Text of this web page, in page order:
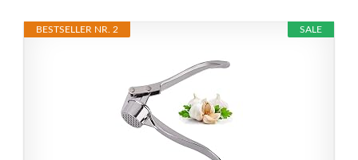
SALE
BESTSELLER NR. 2